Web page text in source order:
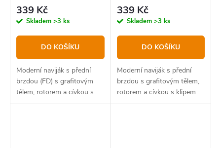
339 Kč
Skladem >3 ks
DO KOŠÍKU
Moderní naviják s přední
brzdou (FD) s grafitovým
tělem, rotorem a cívkou s
klipem na vlasec. Dodává se
339 Kč
Skladem >3 ks
DO KOŠÍKU
Moderní naviják s přední
brzdou s grafitovým tělem,
rotorem a cívkou s klipem
na vlasec.